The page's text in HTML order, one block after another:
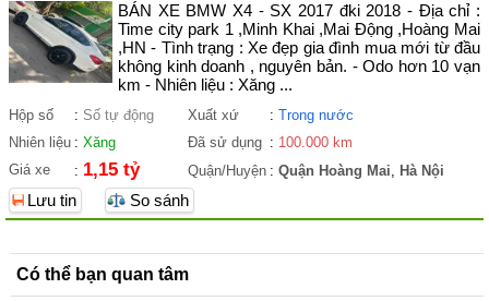
BÁN XE BMW X4 - SX 2017 đki 2018 - Địa chỉ :
Time city park 1 ,Minh Khai ,Mai Động ,Hoàng Mai
,HN - Tình trạng : Xe đẹp gia đình mua mới từ đầu
không kinh doanh , nguyên bản. - Odo hơn 10 vạn
km - Nhiên liệu : Xăng ...
Hộp số : Số tự động Xuất xứ : Trong nước
Nhiên liệu : Xăng Đã sử dụng : 100.000 km
Giá xe
: 1,15 tỷ Quận/Huyện : Quận Hoàng Mai, Hà Nội
Lưu tin So sánh
Có thể bạn quan tâm